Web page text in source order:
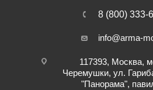
8 (800) 333-
info@arma-
117393, Москва,
Черемушки, ул.
"Панорама",